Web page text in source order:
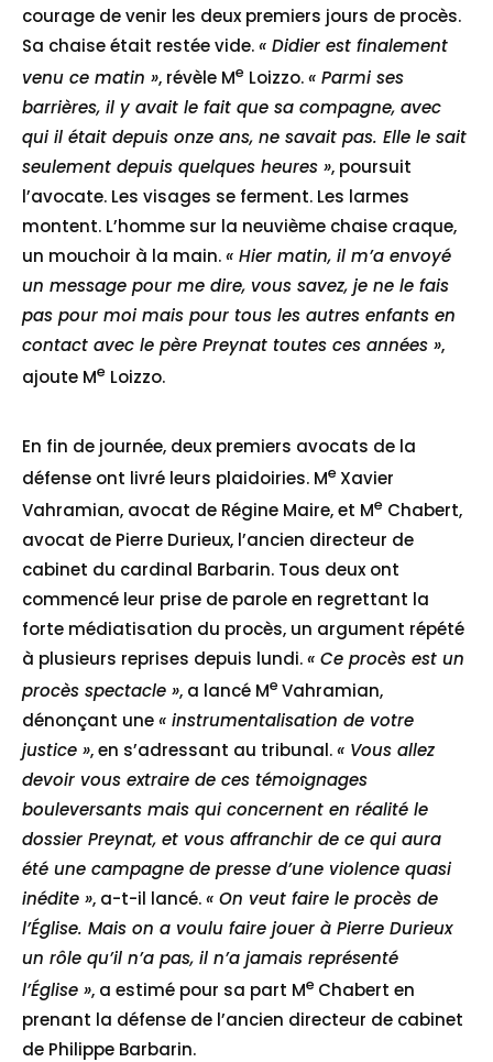
courage de venir les deux premiers jours de procès.
Sa chaise était restée vide.« Didier est finalement
venu ce matin », révèle Me Loizzo.« Parmi ses
barrières, il y avait le fait que sa compagne, avec
qui il était depuis onze ans, ne savait pas. Elle le sait
seulement depuis quelques heures », poursuit
l’avocate. Les visages se ferment. Les larmes
montent. L’homme sur la neuvième chaise craque,
un mouchoir à la main.« Hier matin, il m’a envoyé
un message pour me dire, vous savez, je ne le fais
pas pour moi mais pour tous les autres enfants en
contact avec le père Preynat toutes ces années »,
ajoute Me Loizzo.
En fin de journée, deux premiers avocats de la
défense ont livré leurs plaidoiries. Me Xavier
Vahramian, avocat de Régine Maire, et Me Chabert,
avocat de Pierre Durieux, l’ancien directeur de
cabinet du cardinal Barbarin. Tous deux ont
commencé leur prise de parole en regrettant la
forte médiatisation du procès, un argument répété
à plusieurs reprises depuis lundi.« Ce procès est un
procès spectacle », a lancé MeVahramian,
dénonçant une« instrumentalisation de votre
justice », en s’adressant au tribunal.« Vous allez
devoir vous extraire de ces témoignages
bouleversants mais qui concernent en réalité le
dossier Preynat, et vous affranchir de ce qui aura
été une campagne de presse d’une violence quasi
inédite », a-t-il lancé.« On veut faire le procès de
l’Église. Mais on a voulu faire jouer à Pierre Durieux
un rôle qu’il n’a pas, il n’a jamais représenté
l’Église », a estimé pour sa part Me Chabert en
prenant la défense de l’ancien directeur de cabinet
de Philippe Barbarin.